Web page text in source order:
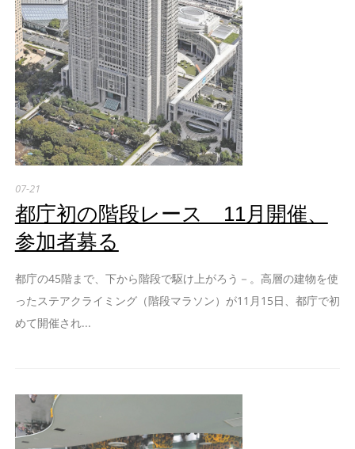
07-21
都庁初の階段レース 11月開催、
参加者募る
都庁の45階まで、下から階段で駆け上がろう－。高層の建物を使
ったステアクライミング（階段マラソン）が11月15日、都庁で初
めて開催され...